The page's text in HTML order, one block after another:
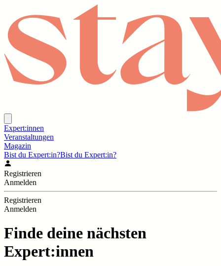
Expert:innen
Veranstaltungen
Magazin
Bist du Expert:in?Bist du Expert:in?
Registrieren
Anmelden
Registrieren
Anmelden
Finde deine nächsten
Expert:innen